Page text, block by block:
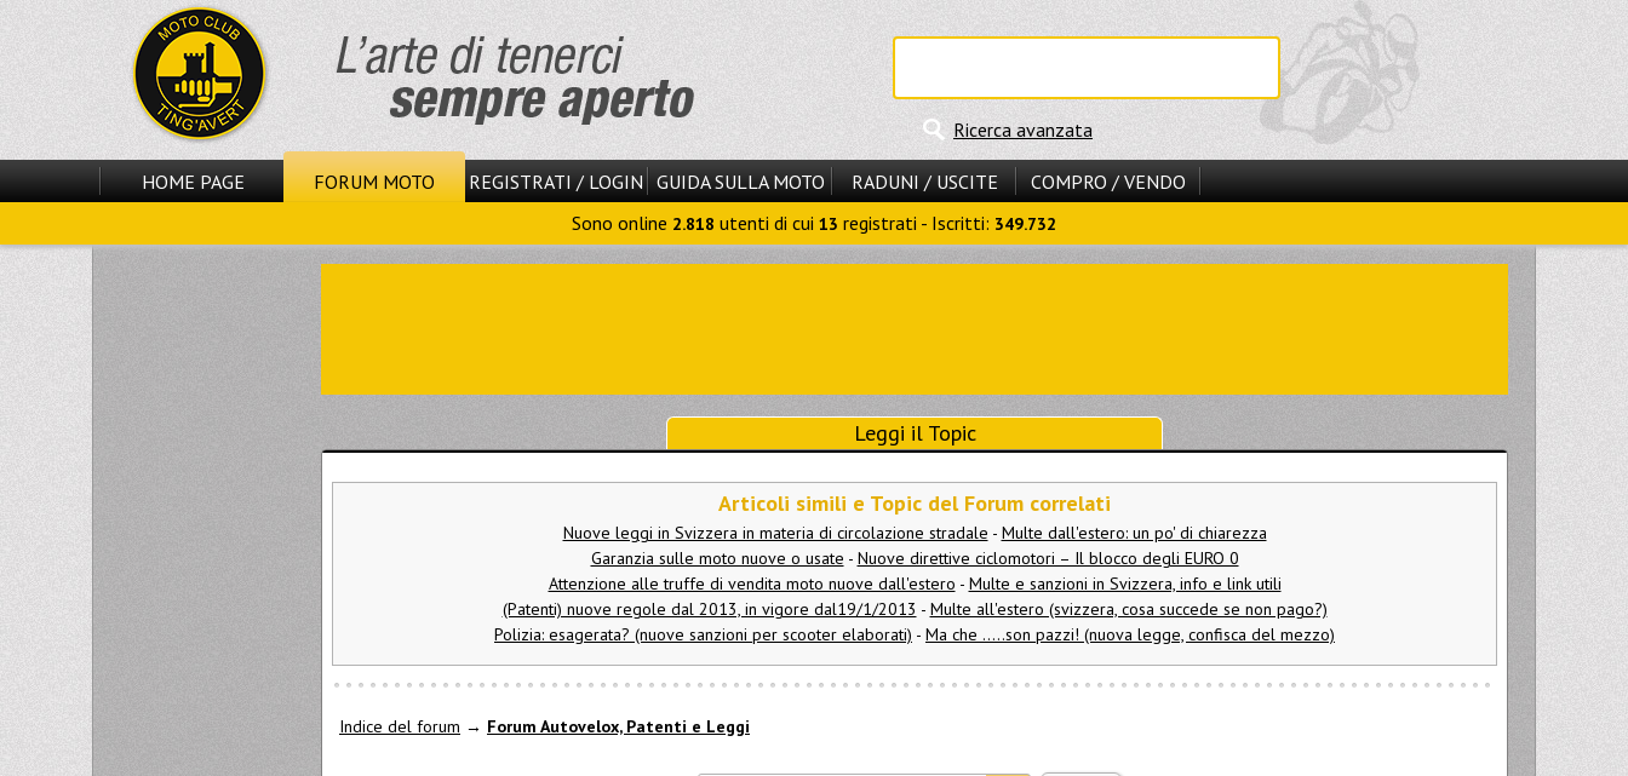
Ricerca avanzata
HOME PAGE FORUM MOTO REGISTRATI / LOGIN GUIDA SULLA MOTO RADUNI / USCITE
COMPRO / VENDO
Sono online 2.818 utenti di cui 13 registrati - Iscritti: 349.732
Leggi il Topic
Articoli simili e Topic del Forum correlati
Nuove leggi in Svizzera in materia di circolazione stradale - Multe dall'estero: un po' di chiarezza
Garanzia sulle moto nuove o usate - Nuove direttive ciclomotori – Il blocco degli EURO 0
Attenzione alle truffe di vendita moto nuove dall'estero - Multe e sanzioni in Svizzera, info e link utili
(Patenti) nuove regole dal 2013, in vigore dal19/1/2013 - Multe all'estero (svizzera, cosa succede se non pago?)
Polizia: esagerata? (nuove sanzioni per scooter elaborati) - Ma che .....son pazzi! (nuova legge, confisca del mezzo)
Indice del forum → Forum Autovelox, Patenti e Leggi